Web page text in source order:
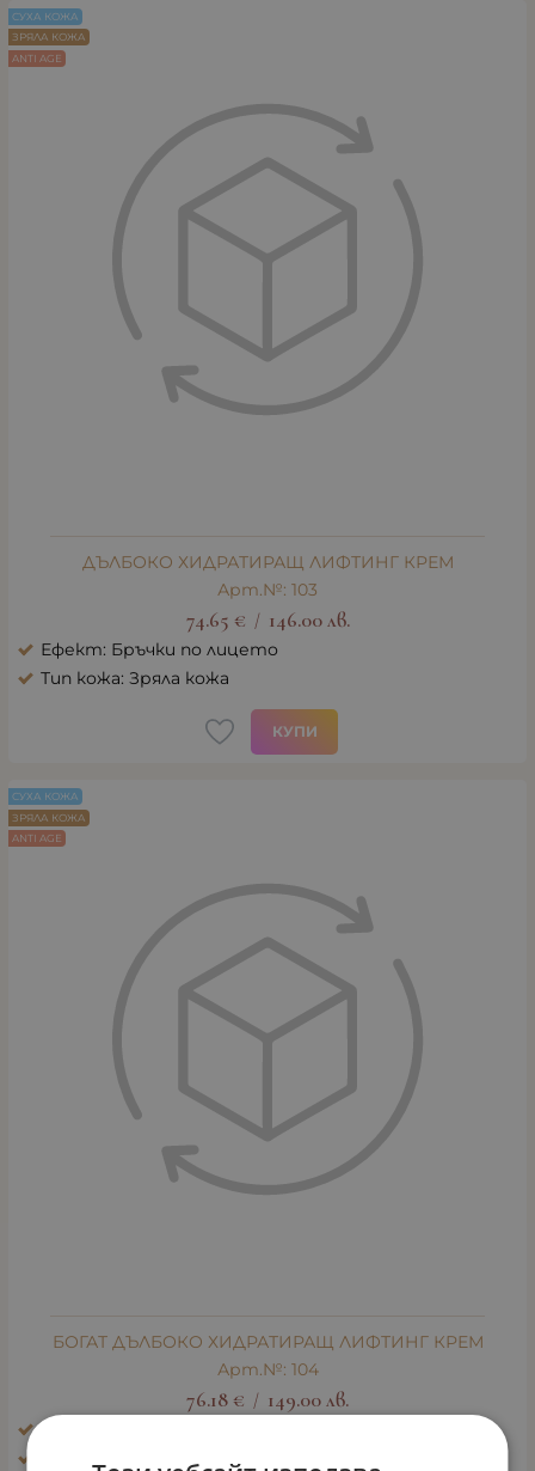
ДЪЛБОКО ХИДРАТИРАЩ ЛИФТИНГ КРЕМ
Арт.№: 103
74.65 € / 146.00 лв.
Ефект: Бръчки по лицето
Тип кожа: Зряла кожа
КУПИ
СУХА КОЖА
ЗРЯЛА КОЖА
ANTI AGE
БОГАТ ДЪЛБОКО ХИДРАТИРАЩ ЛИФТИНГ КРЕМ
Арт.№: 104
76.18 € / 149.00лв.
Ефект: Бръчки по лицето
СУХА КОЖА
ЗРЯЛА КОЖА
ANTI AGE